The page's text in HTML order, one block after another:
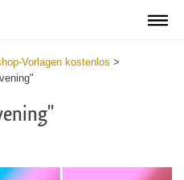
Vorlagen kostenlos >